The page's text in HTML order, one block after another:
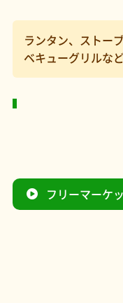
ランタン、ストー
ベキューグリルな
フリーマーケ